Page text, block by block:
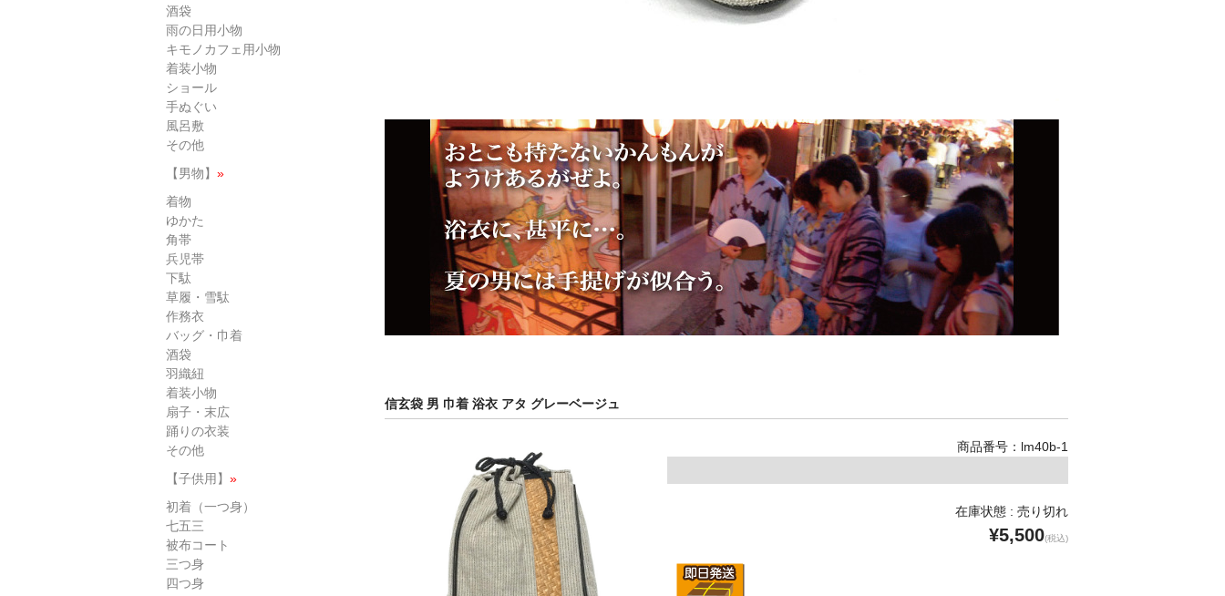
信玄袋 男 巾着 浴衣 アタ グレーベージュ
商品番号：lm40b-1
在庫状態 : 売り切れ
¥5,500(税込)
酒袋
雨の日用小物
キモノカフェ用小物
着装小物
ショール
手ぬぐい
風呂敷
その他
【男物】 »
着物
ゆかた
角帯
兵児帯
下駄
草履・雪駄
作務衣
バッグ・巾着
酒袋
羽織紐
着装小物
扇子・末広
踊りの衣装
その他
【子供用】 »
初着（一つ身）
七五三
被布コート
三つ身
四つ身